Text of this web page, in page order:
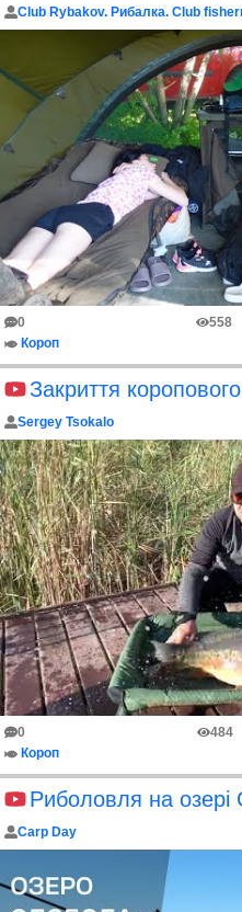
Club Rybakov. Рибалка. Club
0 558
Короп
Закриття
Sergey Tsokalo
0 484
Короп
Риболовля на озері
Carp Day